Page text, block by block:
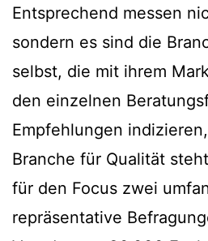
Entsprechend messen
sondern es sind die
selbst, die mit ihrem
den einzelnen
Empfehlungen
Branche für Qualität
für den Focus zwei
repräsentative